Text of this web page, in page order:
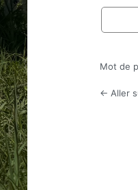
Mot de
← Aller